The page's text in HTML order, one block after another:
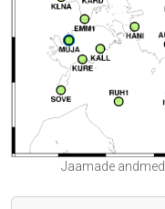
Jaamade